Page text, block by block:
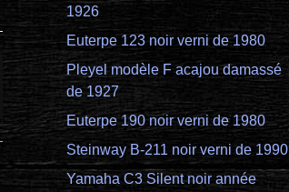
1926
Euterpe 123 noir verni de 1980
Pleyel modèle F acajou damassé
de 1927
Euterpe 190 noir verni de 1980
Steinway B-211 noir verni de 1990
Yamaha C3 Silent noir année